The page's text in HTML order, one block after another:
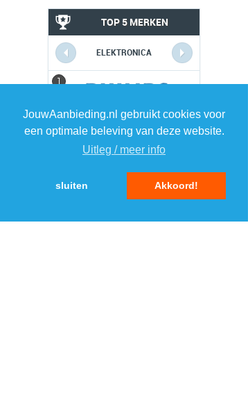
JouwAanbieding.nl gebruikt cookies voor
een optimale beleving van deze website.
Uitleg / meer info
sluiten Akkoord!
TOP 5 MERKEN
ELEKTRONICA
1